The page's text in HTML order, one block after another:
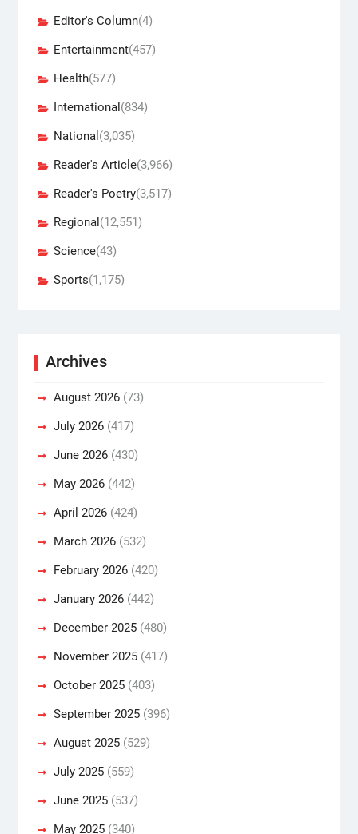
Editor's Column(4)
Entertainment(457)
Health(577)
International (834)
National (3,035)
Reader's Article(3,966)
Reader's Poetry(3,517)
Regional (12,551)
Science(43)
Sports(1,175)
Archives
August 2026(73)
July 2026(417)
June 2026(430)
May 2026(442)
April 2026(424)
March 2026(532)
February 2026(420)
January 2026(442)
December 2025(480)
November 2025(417)
October 2025(403)
September 2025(396)
August 2025(529)
July 2025(559)
June 2025(537)
May 2025(340)